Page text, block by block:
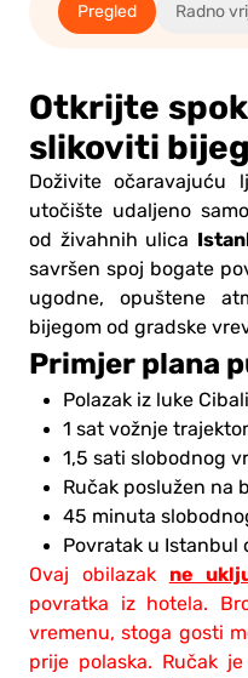
Pregled Radno
Otkrijte
slikoviti
Doživite očaravajuću
utočište udaljeno
od živahnih ulica
savršen spoj bogate
ugodne, opuštene
bijegom od gradske
Primjer plana
Polazak iz luke
1 sat vožnje
1,5 sati slobodnog
Ručak poslužen na
45 minuta
Povratak u Istanbul
Ovaj obilazak ne
povratka iz hotela.
vremenu, stoga gosti
prije polaska. Ručak